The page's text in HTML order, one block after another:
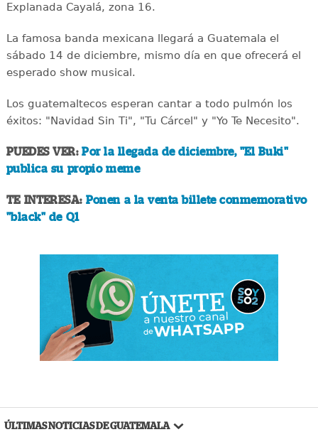
Explanada Cayalá, zona 16.
La famosa banda mexicana llegará a Guatemala el
sábado 14 de diciembre, mismo día en que ofrecerá el
esperado show musical.
Los guatemaltecos esperan cantar a todo pulmón los
éxitos: "Navidad Sin Ti", "Tu Cárcel" y "Yo Te Necesito".
PUEDES VER:Por la llegada de diciembre, "El Buki"
publica su propio meme
TE INTERESA: Ponen a la venta billete conmemorativo
"black" de Q1
ÚLTIMAS NOTICIAS DE GUATEMALA